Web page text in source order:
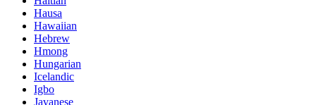
Hausa
Hawaiian
Hebrew
Hmong
Hungarian
Icelandic
Igbo
Javanese